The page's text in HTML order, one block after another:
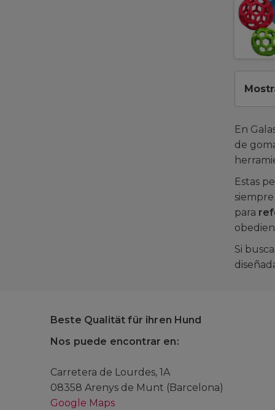
En
de
Estas
para
Si
Beste Qualität für ihren Hund
Nos puede encontrar en:
Carretera de Lourdes, 1A
08358 Arenys de Munt (Barcelona)
Google Maps